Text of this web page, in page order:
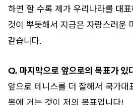
하면 할 수록 제가 우리나라를 대
것이 뿌듯해서 지금은 자랑스러운
같습니다.
Q. 마지막으로 앞으로의 목표가 있
앞으로 테니스를 더 잘해서 국가대
목에 거는 것이 저의 목표입니다!